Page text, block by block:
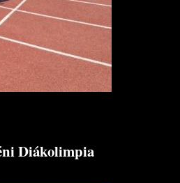
Diákolimpia